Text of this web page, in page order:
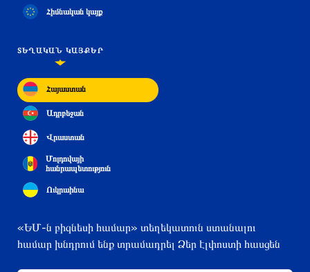
Հիմնական կայք
ՏԵՂԱԿԱՆ ԿԱՅՔԵՐ
Հայաստան
Ադրբեջան
Վրաստան
Մոլդովայի
հանրապետություն
Ուկրաինա
«ԵՄ-ն բիզնեսի համար» տեղեկատուն ստանալու
համար խնդրում ենք տրամադրել Ձեր էլփոստի հասցեն